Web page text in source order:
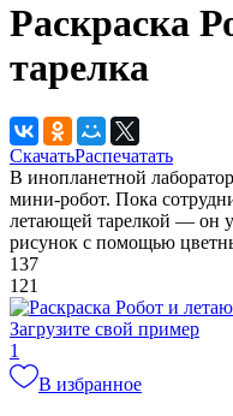
Раскраска
тарелка
СкачатьРаспечатать
В инопланетной
мини-робот. Пока
летающей тарелкой — он
рисунок с помощью
137
121
Загрузите свой пример
1
В избранное